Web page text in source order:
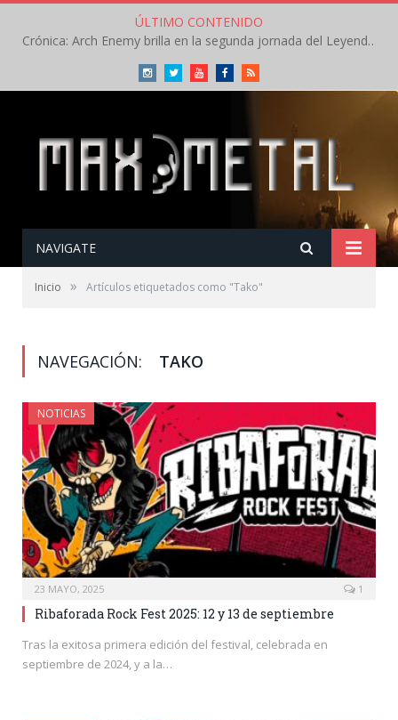
ÚLTIMO CONTENIDO
Crónica: Arch Enemy brilla en la segunda jornada del Leyendas del Rock – Jueves – Agosto 2026
InstagramTwitterYoutubeFacebookRSS
NAVIGATE
Inicio » Artículos etiquetados como "Tako"
NAVEGACIÓN: TAKO
NOTICIAS
23 MAYO, 2025 1
Ribaforada Rock Fest 2025: 12 y 13 de septiembre
Tras la exitosa primera edición del festival, celebrada en
septiembre de 2024, y a la…